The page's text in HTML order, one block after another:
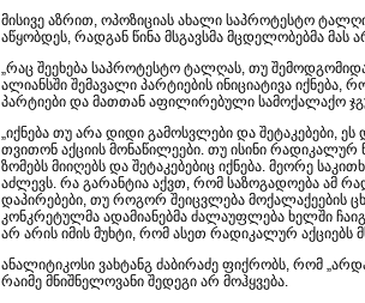
მისივე აზრით, ოპოზიციას ახალი საპროტესტო
აწყობდეს, რადგან წინა მსგავსმა მცდელობებმა მას
„რაც შეეხება საპროტესტო ტალღას, თუ
ალიანსში შემავალი პარტიების ინიციატივა
პარტიები და მათთან აფილირებული სამოქალაქო
„იქნება თუ არა დიდი გამოსვლები და შეტაკებები,
თვითონ აქციის მონაწილეები. თუ ისინი რადიკალურ
ზომებს მიიღებს და შეტაკებებიც იქნება. მეორე
აძლევს. რა გარანტია აქვთ, რომ საზოგადოება ამ
დაპირებები, თუ როგორ შეიცვლება მოქალაქეების
კონკრეტულმა ადამიანებმა ძალაუფლება ხელში
არ არის იმის მუხტი, რომ ასეთ რადიკალურ აქციებს
ანალიტიკოსი ვახტანგ ძაბირაძე ფიქრობს, რომ
რაიმე მნიშნელოვანი შედეგი არ მოჰყვება.